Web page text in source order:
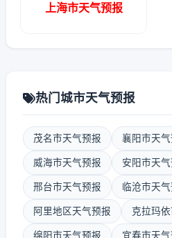
上海市天气预报
热门城市天气预报
茂名市天气预报 襄阳市天
威海市天气预报 安阳市天
邢台市天气预报 临沧市天
阿里地区天气预报 克拉玛
绵阳市天气预报 宜春市天